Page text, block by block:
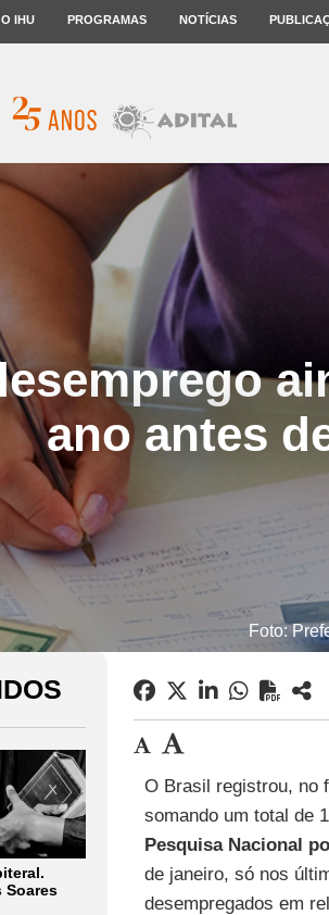
IHU PROGRAMAS NOTÍCIAS
ano antes
Foto:
Soares
O Brasil registrou, no
somando um total de
Pesquisa Nacional
de janeiro, só nos
desempregados em